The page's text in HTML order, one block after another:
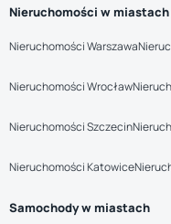
Nieruchomości w miastach
Nieruchomości Warszawa
Nieruchomości Wrocław
Nieruchomości Szczecin
Nieruchomości Katowice
Samochody w miastach